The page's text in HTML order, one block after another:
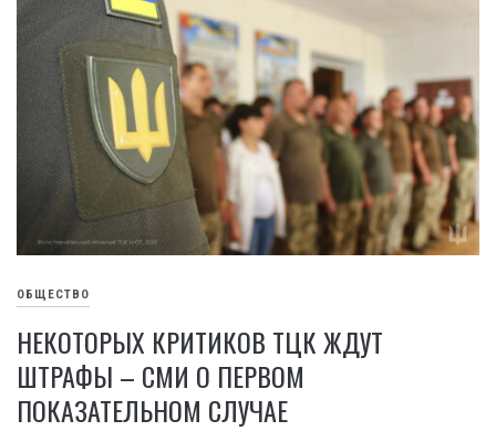
ОБЩЕСТВО
НЕКОТОРЫХ КРИТИКОВ ТЦК ЖДУТ
ШТРАФЫ – СМИ О ПЕРВОМ
ПОКАЗАТЕЛЬНОМ СЛУЧАЕ